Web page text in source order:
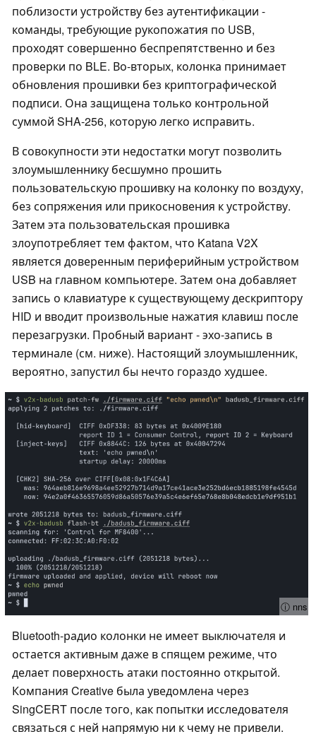
поблизости устройству без аутентификации -
команды, требующие рукопожатия по USB,
проходят совершенно беспрепятственно и без
проверки по BLE. Во-вторых, колонка принимает
обновления прошивки без криптографической
подписи. Она защищена только контрольной
суммой SHA-256, которую легко исправить.
В совокупности эти недостатки могут позволить
злоумышленнику бесшумно прошить
пользовательскую прошивку на колонку по воздуху,
без сопряжения или прикосновения к устройству.
Затем эта пользовательская прошивка
злоупотребляет тем фактом, что Katana V2X
является доверенным периферийным устройством
USB на главном компьютере. Затем она добавляет
запись о клавиатуре к существующему дескриптору
HID и вводит произвольные нажатия клавиш после
перезагрузки. Пробный вариант - эхо-запись в
терминале (см. ниже). Настоящий злоумышленник,
вероятно, запустил бы нечто гораздо худшее.
ⓘ nns
Bluetooth-радио колонки не имеет выключателя и
остается активным даже в спящем режиме, что
делает поверхность атаки постоянно открытой.
Компания Creative была уведомлена через
SingCERT после того, как попытки исследователя
связаться с ней напрямую ни к чему не привели.